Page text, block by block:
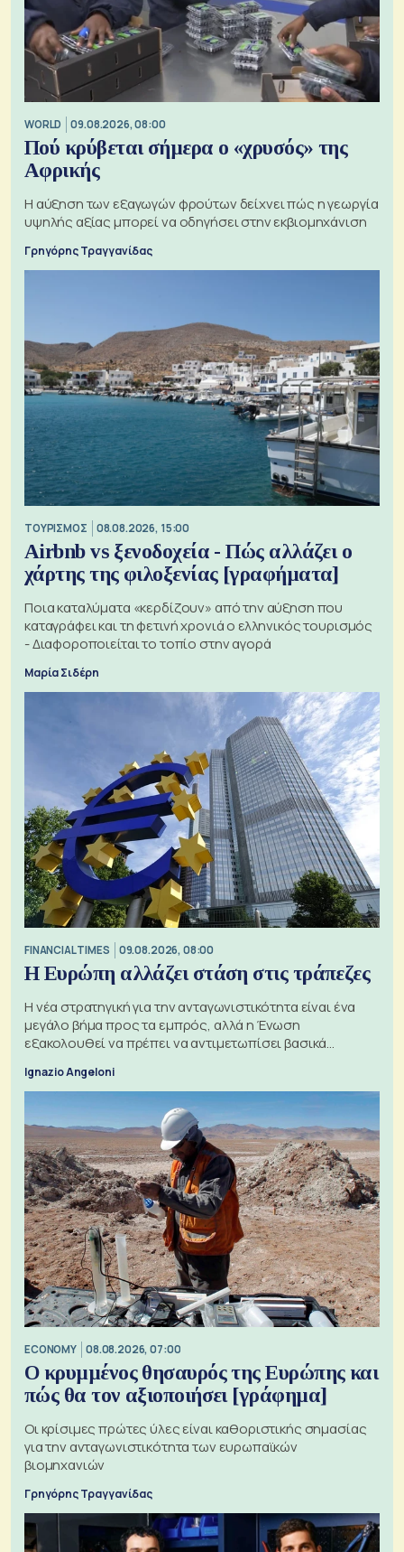
WORLD 09.08.2026, 08:00
Πού κρύβεται σήμερα ο «χρυσός» της
Αφρικής
Η αύξηση των εξαγωγών φρούτων δείχνει πώς η γεωργία
υψηλής αξίας μπορεί να οδηγήσει στην εκβιομηχάνιση
Γρηγόρης Τραγγανίδας
ΤΟΥΡΙΣΜΟΣ 08.08.2026, 15:00
Airbnb vs ξενοδοχεία - Πώς αλλάζει ο
χάρτης της φιλοξενίας [γραφήματα]
Ποια καταλύματα «κερδίζουν» από την αύξηση που
καταγράφει και τη φετινή χρονιά ο ελληνικός τουρισμός
- Διαφοροποιείται το τοπίο στην αγορά
Μαρία Σιδέρη
FINANCIAL TIMES 09.08.2026, 08:00
Η Ευρώπη αλλάζει στάση στις τράπεζες
Η νέα στρατηγική για την ανταγωνιστικότητα είναι ένα
μεγάλο βήμα προς τα εμπρός, αλλά η Ένωση
εξακολουθεί να πρέπει να αντιμετωπίσει βασικά
Ignazio Angeloni
ECONOMY 08.08.2026, 07:00
Ο κρυμμένος θησαυρός της Ευρώπης και
πώς θα τον αξιοποιήσει [γράφημα]
Οι κρίσιμες πρώτες ύλες είναι καθοριστικής σημασίας
για την ανταγωνιστικότητα των ευρωπαϊκών
βιομηχανιών
Γρηγόρης Τραγγανίδας